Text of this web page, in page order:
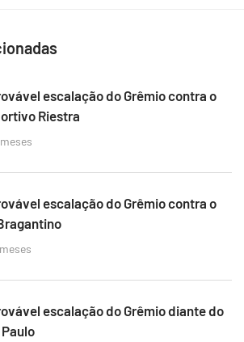
escalação do Grêmio contra o
Riestra
escalação do Grêmio contra o
escalação do Grêmio diante do